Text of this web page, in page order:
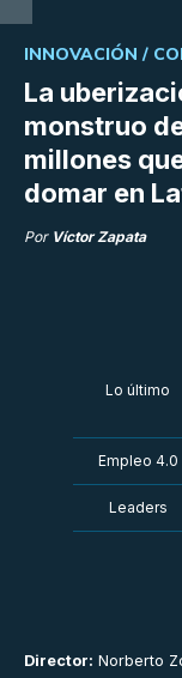
La
monstruo
millones
domar en
INNOVACIÓN /
Por Víctor Zapata
Director: Norberto
Lo último
Empleo 4.0
Leaders